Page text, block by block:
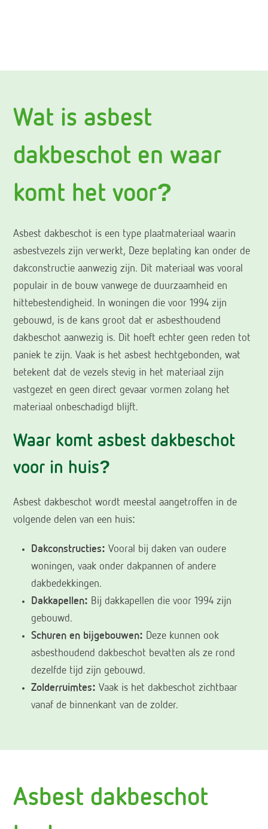
Wat is asbest
dakbeschot en waar
komt het voor?
Asbest dakbeschot is een type plaatmateriaal waarin
asbestvezels zijn verwerkt, Deze beplating kan onder de
dakconstructie aanwezig zijn. Dit materiaal was vooral
populair in de bouw vanwege de duurzaamheid en
hittebestendigheid. In woningen die voor 1994 zijn
gebouwd, is de kans groot dat er asbesthoudend
dakbeschot aanwezig is. Dit hoeft echter geen reden tot
paniek te zijn. Vaak is het asbest hechtgebonden, wat
betekent dat de vezels stevig in het materiaal zijn
vastgezet en geen direct gevaar vormen zolang het
materiaal onbeschadigd blijft.
Waar komt asbest dakbeschot
voor in huis?
Asbest dakbeschot wordt meestal aangetroffen in de
volgende delen van een huis:
Dakconstructies: Vooral bij daken van oudere
woningen, vaak onder dakpannen of andere
dakbedekkingen.
Dakkapellen: Bij dakkapellen die voor 1994 zijn
gebouwd.
Schuren en bijgebouwen: Deze kunnen ook
asbesthoudend dakbeschot bevatten als ze rond
dezelfde tijd zijn gebouwd.
Zolderruimtes: Vaak is het dakbeschot zichtbaar
vanaf de binnenkant van de zolder.
Asbest dakbeschot